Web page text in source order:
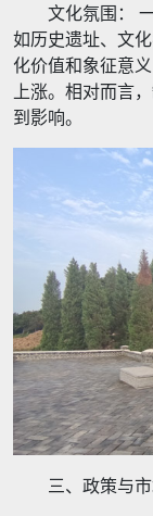
文化氛围：
如历史遗址、文
化价值和象征意
上涨。相对而言
到影响。
三、政策与